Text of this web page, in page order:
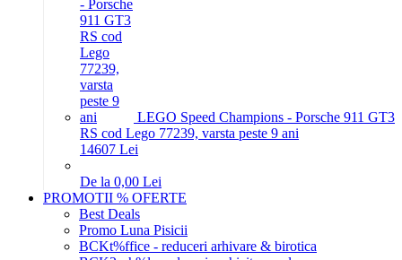
LEGO Speed Champions - Porsche 911 GT3
RS cod Lego 77239, varsta peste 9 ani
14607 Lei
De la 0,00 Lei
PROMOTII % OFERTE
Best Deals
Promo Luna Pisicii
BCKt%ffice - reduceri arhivare & birotica